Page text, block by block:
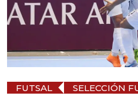
FUTSAL
SELECCIÓN